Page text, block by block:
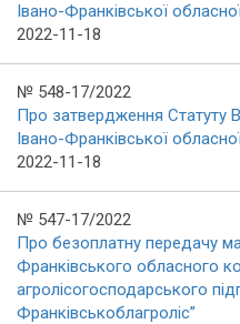
Івано-Франківської
2022-11-18
№ 548-17/2022
Про затвердження Статуту
Івано-Франківської
2022-11-18
№ 547-17/2022
Про безоплатну передачу
Франківського обласного
агролісогосподарського
Франківськоблагроліс”